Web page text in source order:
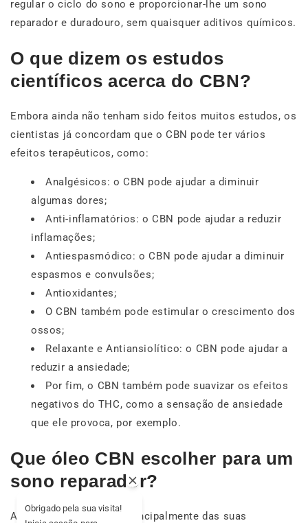
regular o ciclo do sono e proporcionar-lhe um sono
reparador e duradouro, sem quaisquer aditivos químicos.
O que dizem os estudos
científicos acerca do CBN?
Embora ainda não tenham sido feitos muitos estudos, os
cientistas já concordam que o CBN pode ter vários
efeitos terapêuticos, como:
Analgésicos: o CBN pode ajudar a diminuir
algumas dores;
Anti-inflamatórios: o CBN pode ajudar a reduzir
inflamações;
Antiespasmódico: o CBN pode ajudar a diminuir
espasmos e convulsões;
Antioxidantes;
O CBN também pode estimular o crescimento dos
ossos;
Relaxante e Antiansiolítico: o CBN pode ajudar a
reduzir a ansiedade;
Por fim, o CBN também pode suavizar os efeitos
negativos do THC, como a sensação de ansiedade
que ele provoca, por exemplo.
Que óleo CBN escolher para um
sono reparador?
A escolha do seu óleo principalmente das suas
Obrigado pela sua visita!